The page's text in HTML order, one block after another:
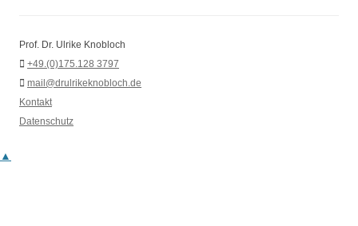
Prof. Dr. Ulrike Knobloch
+49.(0)175.128 3797
mail@drulrikeknobloch.de
Kontakt
Datenschutz
▲